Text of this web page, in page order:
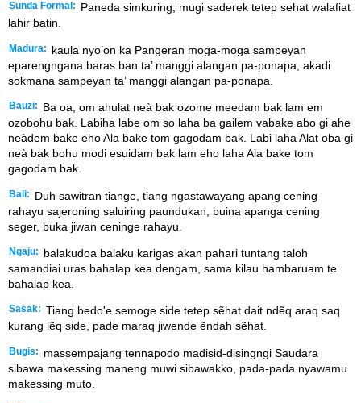
Sunda Formal:
Paneda simkuring, mugi saderek tetep sehat walafiat
lahir batin.
Madura:
kaula nyo’on ka Pangeran moga-moga sampeyan
eparengngana baras ban ta’ manggi alangan pa-ponapa, akadi
sokmana sampeyan ta’ manggi alangan pa-ponapa.
Bauzi:
Ba oa, om ahulat neà bak ozome meedam bak lam em
ozobohu bak. Labiha labe om so laha ba gailem vabake abo gi ahe
neàdem bake eho Ala bake tom gagodam bak. Labi laha Alat oba gi
neà bak bohu modi esuidam bak lam eho laha Ala bake tom
gagodam bak.
Bali:
Duh sawitran tiange, tiang ngastawayang apang cening
rahayu sajeroning saluiring paundukan, buina apanga cening
seger, buka jiwan ceninge rahayu.
Ngaju:
balakudoa balaku karigas akan pahari tuntang taloh
samandiai uras bahalap kea dengam, sama kilau hambaruam te
bahalap kea.
Sasak: Tiang bedo'e semoge side tetep sẽhat dait ndẽq araq saq
kurang lẽq side, pade maraq jiwende ẽndah sẽhat.
Bugis:
massempajang tennapodo madisid-disingngi Saudara
sibawa makessing maneng muwi sibawakko, pada-pada nyawamu
makessing muto.